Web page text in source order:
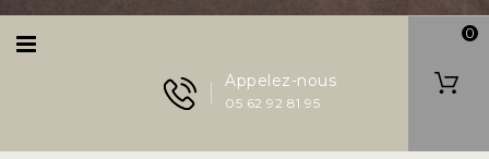
Appelez-nous
05 62 92 81 95
0